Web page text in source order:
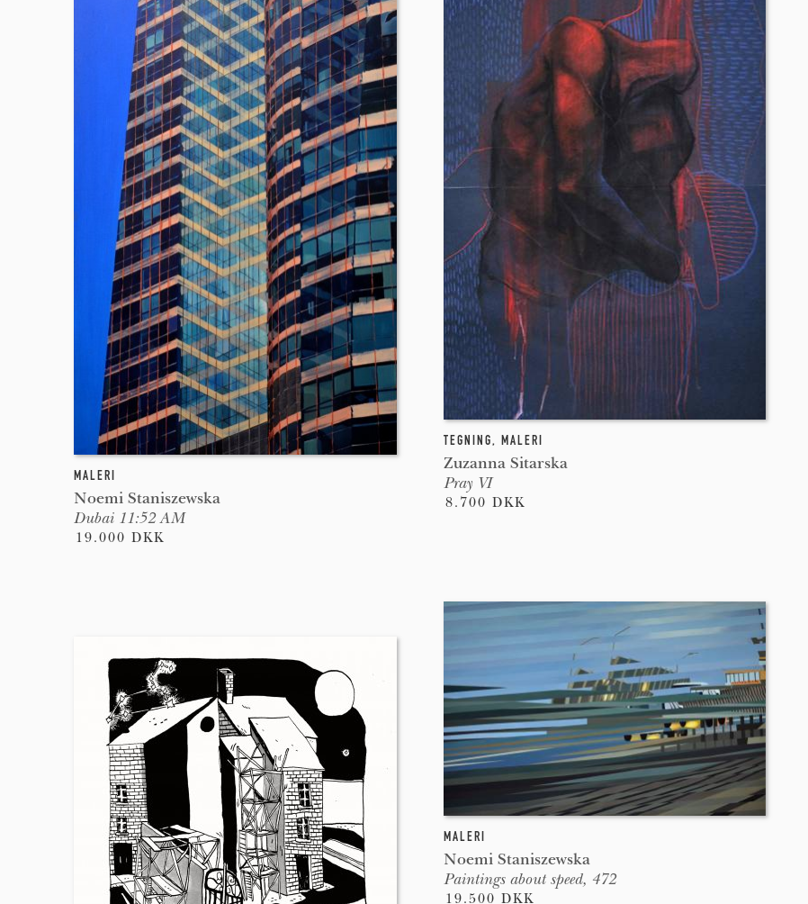
hvilke andre kunstværker pågældende kunstneren har til salg.
For at købe et kunstværk, klikker du blot på knappen "Tilføj til kurv", hvorefter du vil blive sendt viderer til en sikker og
krypteret online betaling. Når du køber et kunstværk, har du 14 dages fri returret.
I menuen i bunden af hjemmesiden finder du information om galleriet. Såfremt du har et yderligere spørgsmål eller
en forespørgsel, er du altid mere end velkommen til at kontakte os. Benyt kontaktformularen eller kontakt os via mail,
brev eller telefon.
MALERI
Noemi Staniszewska
Dubai 11:52 AM
19.000 DKK
TEGNING, MALERI
Zuzanna Sitarska
Pray VI
8.700 DKK
MALERI
Noemi Staniszewska
Paintings about speed, 472
19.500 DKK